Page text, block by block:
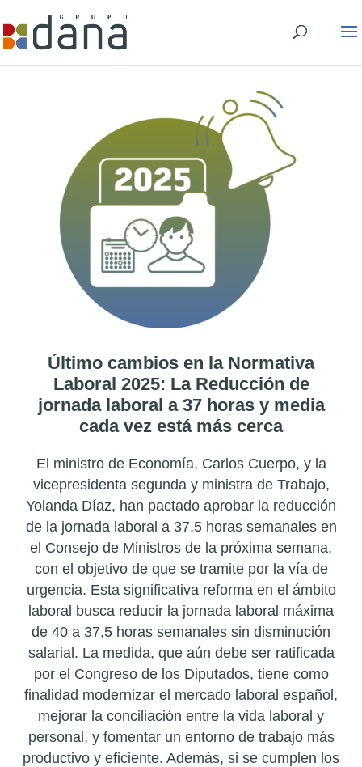
Último cambios en la Normativa
Laboral 2025: La Reducción de
jornada laboral a 37 horas y media
cada vez está más cerca
El ministro de Economía, Carlos Cuerpo, y la
vicepresidenta segunda y ministra de Trabajo,
Yolanda Díaz, han pactado aprobar la reducción
de la jornada laboral a 37,5 horas semanales en
el Consejo de Ministros de la próxima semana,
con el objetivo de que se tramite por la vía de
urgencia. Esta significativa reforma en el ámbito
laboral busca reducir la jornada laboral máxima
de 40 a 37,5 horas semanales sin disminución
salarial. La medida, que aún debe ser ratificada
por el Congreso de los Diputados, tiene como
finalidad modernizar el mercado laboral español,
mejorar la conciliación entre la vida laboral y
personal, y fomentar un entorno de trabajo más
productivo y eficiente. Además, si se cumplen los